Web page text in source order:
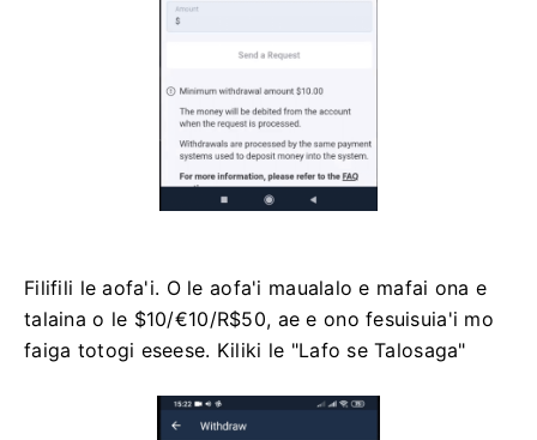
Filifili le aofa'i. O le aofa'i maualalo e mafai ona e
talaina o le $10/€10/R$50, ae e ono fesuisuia'i mo
faiga totogi eseese. Kiliki le "Lafo se Talosaga"